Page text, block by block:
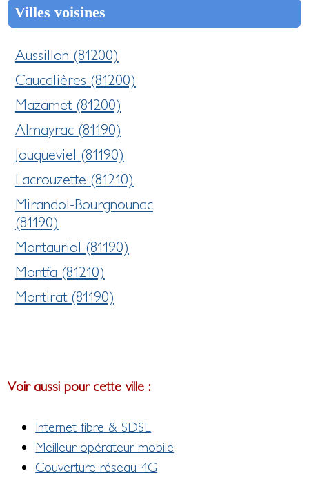
Villes voisines
Aussillon (81200)
Caucalières (81200)
Mazamet (81200)
Almayrac (81190)
Jouqueviel (81190)
Lacrouzette (81210)
Mirandol-Bourgnounac
(81190)
Montauriol (81190)
Montfa (81210)
Montirat (81190)
Voir aussi pour cette ville :
Internet fibre & SDSL
Meilleur opérateur mobile
Couverture réseau 4G